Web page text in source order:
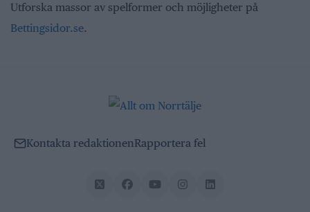
Utforska massor av spelformer och möjligheter på
Bettingsidor.se.
Kontakta redaktionenRapportera fel